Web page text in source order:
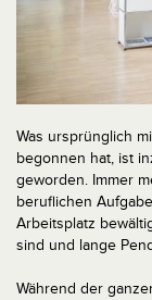
Was ursprünglich
begonnen hat, ist
geworden. Immer
beruflichen
Arbeitsplatz
sind und lange
Während der